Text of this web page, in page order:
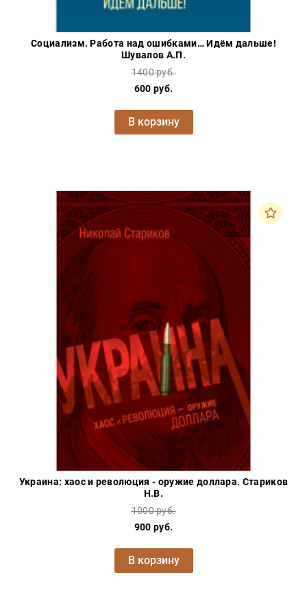
Социализм. Работа над ошибками… Идём дальше!
Шувалов А.П.
1400 руб.
600 руб.
В корзину
Украина: хаос и революция - оружие доллара. Стариков
Н.В.
1000 руб.
900 руб.
В корзину